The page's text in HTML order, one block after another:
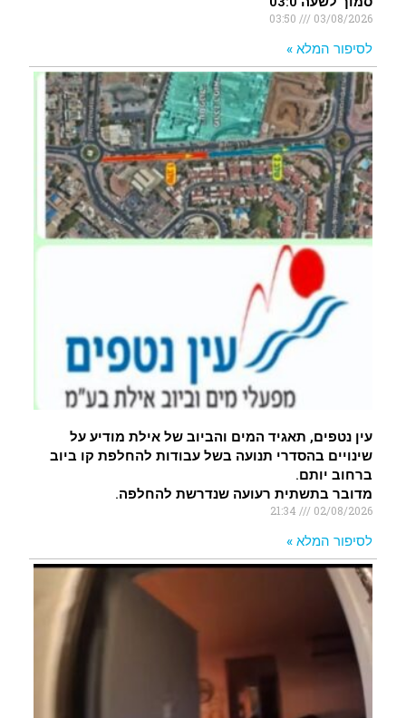
03/08/2026
לסיפור המלא »
עין נטפים, תאגיד המים והביוב של אילת מודיע על
שינויים בהסדרי תנועה בשל עבודות להחלפת קו ביוב
ברחוב יותם.
מדובר בתשתית רעועה שנדרשת להחלפה.
02/08/2026
לסיפור המלא »